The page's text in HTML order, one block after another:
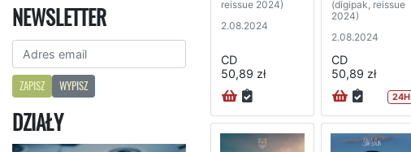
NEWSLETTER
ZAPISZ WYPISZ
DZIAŁY
reissue 2024)
2.08.2024
CD
50,89 zł
(digipak, reissue
2024)
2.08.2024
CD
50,89 zł
24H